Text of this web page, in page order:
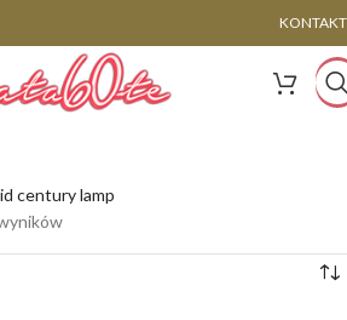
KONTAKT
century lamp